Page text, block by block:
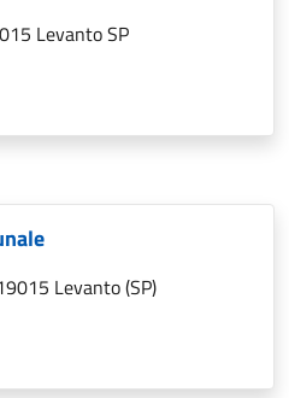
Levanto SP
Levanto (SP)